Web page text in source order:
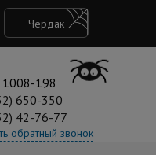
Чердак
198
650-350
42-76-77
обратный звонок